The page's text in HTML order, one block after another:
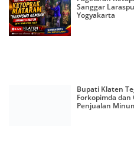
Sanggar
Yogyakarta
Bupati Klaten
Forkopimda dan
Penjualan